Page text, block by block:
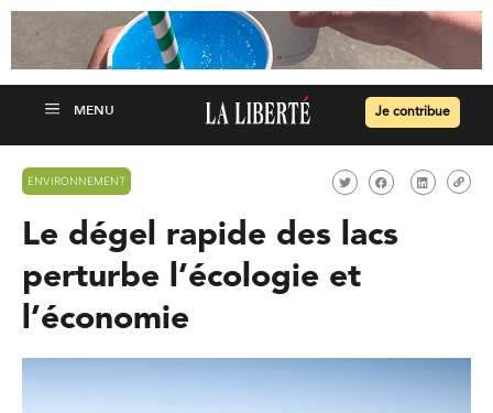
Je contribue
ENVIRONNEMENT
Le dégel rapide des lacs
perturbe l’écologie et
l’économie